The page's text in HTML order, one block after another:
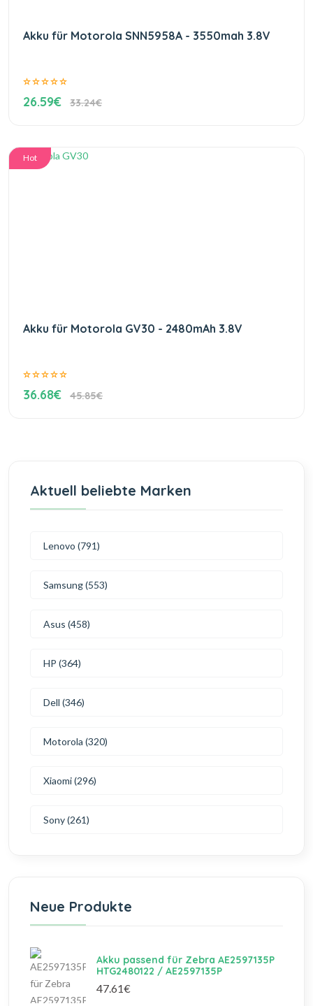
Akku für Motorola SNN5958A - 3550mah 3.8V
26.59€ 33.24€
Hot
Akku für Motorola GV30 - 2480mAh 3.8V
36.68€ 45.85€
Aktuell beliebte Marken
Lenovo (791)
Samsung (553)
Asus (458)
HP (364)
Dell (346)
Motorola (320)
Xiaomi (296)
Sony (261)
Neue Produkte
Akku passend für Zebra AE2597135P
HTG2480122 / AE2597135P
47.61€